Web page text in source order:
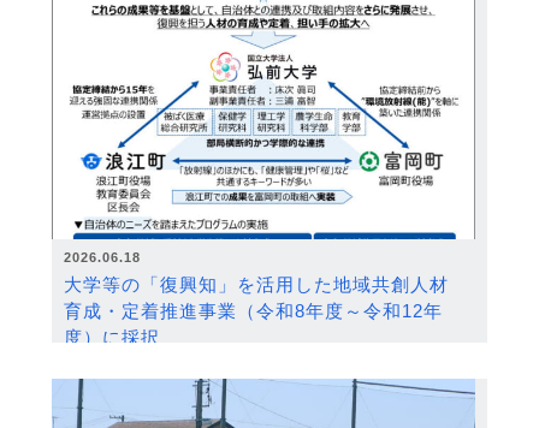
2026.06.18
大学等の「復興知」を活用した地域共創人材
育成・定着推進事業（令和8年度～令和12年
度）に採択